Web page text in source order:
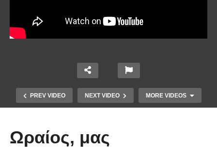
PREV VIDEO NEXT VIDEO MORE VIDEOS
Ωραίος, μας